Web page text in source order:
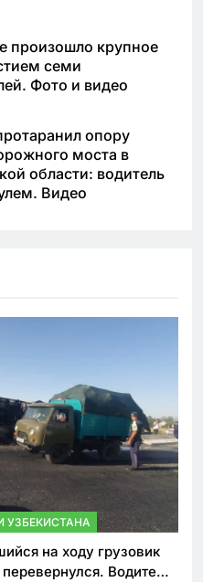
произошло крупное
семи
Фото и видео
опору
моста в
области: водитель
Видео
УЗБЕКИСТАНА
на ходу грузовик
Водитель